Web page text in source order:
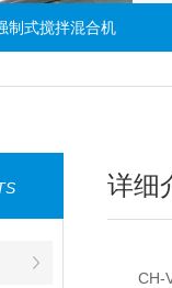
合机
详细
CH-